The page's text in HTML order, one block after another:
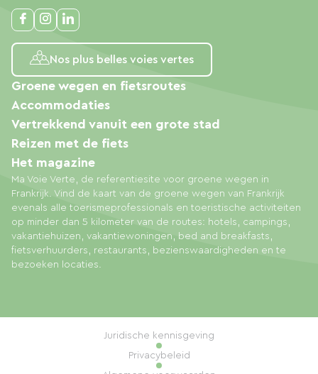
Nos plus belles voies vertes
Ma Voie Verte, de referentiesite voor groene wegen in
Frankrijk. Vind de kaart van de groene wegen van Frankrijk
evenals alle toerismeprofessionals en toeristische activiteiten
op minder dan 5 kilometer van de routes: hotels, campings,
vakantiehuizen, vakantiewoningen, bed and breakfasts,
fietsverhuurders, restaurants, bezienswaardigheden en te
bezoeken locaties.
Groene wegen en fietsroutes
Accommodaties
Vertrekkend vanuit een grote stad
Reizen met de fiets
Het magazine
Juridische kennisgeving
Privacybeleid